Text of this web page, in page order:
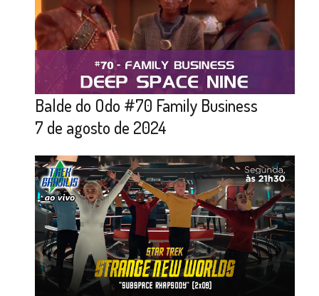
Balde do Odo #70 Family Business
7 de agosto de 2024